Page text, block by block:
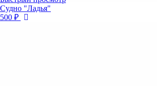
Судно "Ладья"
500 ₽